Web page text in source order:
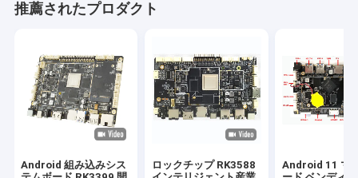
推薦されたプロダクト
Android 組み込みシス
ロックチップ RK3588
Android 11 マ